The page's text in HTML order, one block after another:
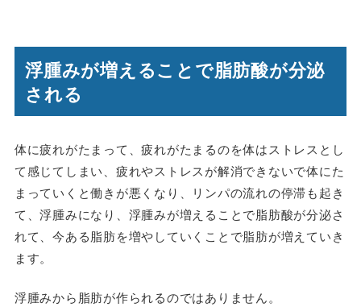
浮腫みが増えることで脂肪酸が分泌
される
体に疲れがたまって、疲れがたまるのを体はストレスとし
て感じてしまい、疲れやストレスが解消できないで体にた
まっていくと働きが悪くなり、リンパの流れの停滞も起き
て、浮腫みになり、浮腫みが増えることで脂肪酸が分泌さ
れて、今ある脂肪を増やしていくことで脂肪が増えていき
ます。
浮腫みから脂肪が作られるのではありません。